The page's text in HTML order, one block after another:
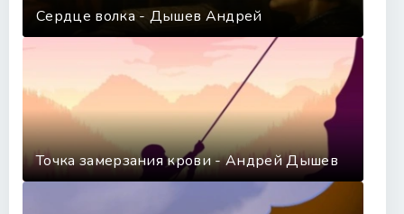
Сердце волка - Дышев Андрей
Точка замерзания крови - Андрей Дышев